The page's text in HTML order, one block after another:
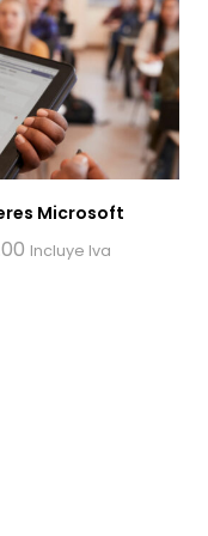
Microsoft
Incluye Iva